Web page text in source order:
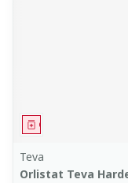
Geneesmiddel
Teva
Orlistat Teva